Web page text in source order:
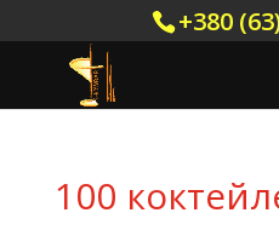
+380
100